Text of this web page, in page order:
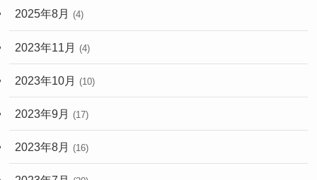
2025年8月 (4)
2023年11月 (4)
2023年10月 (10)
2023年9月 (17)
2023年8月 (16)